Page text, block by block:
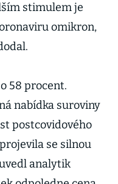
stimulem je
omikron,
58 procent.
nabídka suroviny
postcovidového
se silnou
analytik